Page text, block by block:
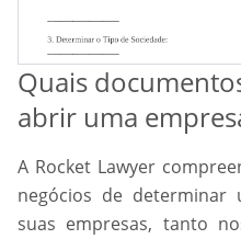
Quais
abrir uma
A Rocket Lawyer
negócios de
suas empresas, tanto